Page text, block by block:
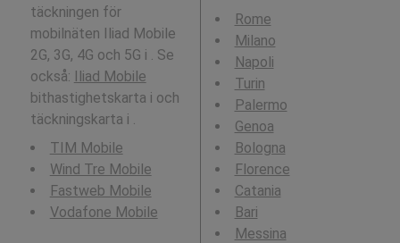
täckningen för
mobilnäten Iliad Mobile
2G, 3G, 4G och 5G i . Se
också: Iliad Mobile
bithastighetskarta i och
täckningskarta i .
TIM Mobile
Wind Tre Mobile
Fastweb Mobile
Vodafone Mobile
Rome
Milano
Napoli
Turin
Palermo
Genoa
Bologna
Florence
Catania
Bari
Messina